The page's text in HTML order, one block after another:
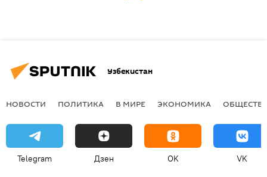
Узбекистан
НОВОСТИ ПОЛИТИКА В МИРЕ ЭКОНОМИКА
Telegram Дзен OK VK